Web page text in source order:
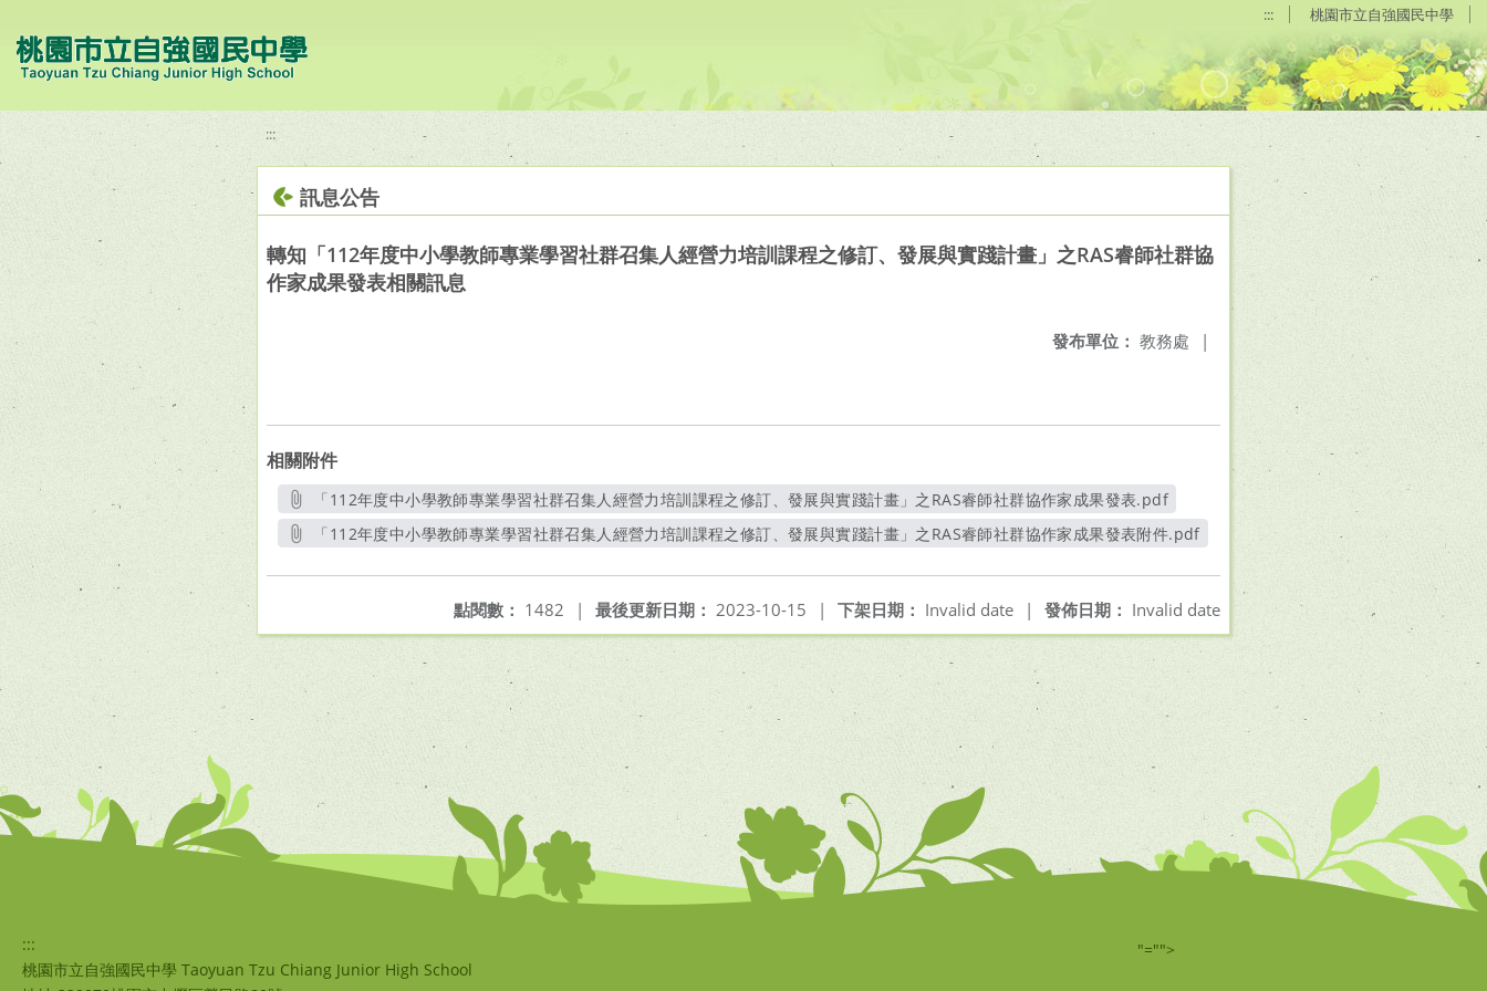
::: 桃園市立自強國民中學
:::
訊息公告
轉知「112年度中小學教師專業學習社群召集人經營力培訓課程之修訂、發展與實踐計畫」之RAS睿師社群協
作家成果發表相關訊息
發布單位： 教務處 |
相關附件
「112年度中小學教師專業學習社群召集人經營力培訓課程之修訂、發展與實踐計畫」之RAS睿師社群協作家成果發表.pdf
另開新視窗
「112年度中小學教師專業學習社群召集人經營力培訓課程之修訂、發展與實踐計畫」之RAS睿師社群協作家成果發表附件.pdf
發佈日期： Invalid date
下架日期： Invalid date |
最後更新日期： 2023-10-15 |
點閱數： 1482 |
:::
桃園市立自強國民中學 Taoyuan Tzu Chiang Junior High School
"="">